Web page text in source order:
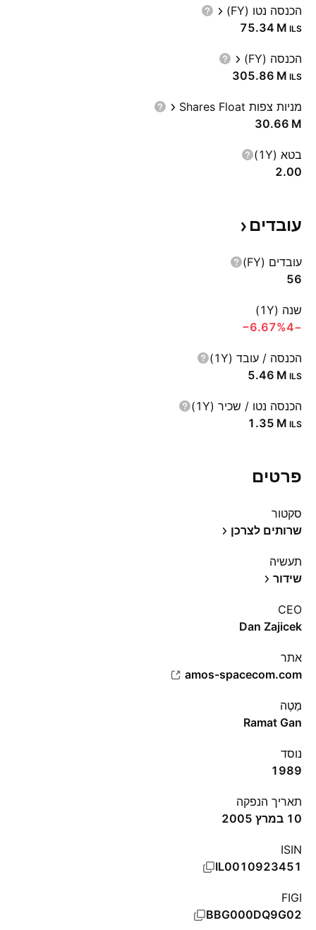
הכנסה נטו (FY)
‪75.34 M‬ ILS
הכנסה (FY)
‪305.86 M‬ ILS
מניות צפות Shares Float
‪30.66 M‬
בטא (1Y)
2.00
עובדים
עובדים (FY)
56
שנה (1Y)
−4
‪−6.67%‬
הכנסה / עובד (1Y)
‪5.46 M‬ ILS
הכנסה נטו / שכיר (1Y)
‪1.35 M‬ ILS
פרטים
סקטור
שרותים לצרכן
תעשיה
שידור
CEO
Dan Zajicek
אתר‏
amos-spacecom.com
מַטֶה
Ramat Gan
נוסד
1989
תאריך הנפקה
10 במרץ 2005
ISIN
IL0010923451
FIGI
BBG000DQ9G02